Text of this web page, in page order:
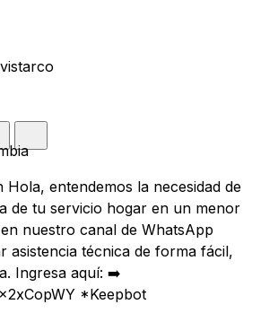
Hola, entendemos la necesidad de
de tu servicio hogar en un menor
nuestro canal de WhatsApp
asistencia técnica de forma fácil,
Ingresa aquí: ➡️
*Keepbot